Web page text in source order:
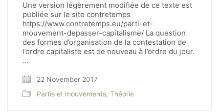
Une version légèrement modifiée de ce texte est
publiée sur le site contretemps
https://www.contretemps.eu/parti-et-
mouvement-depasser-capitalisme/ La question
des formes d’organisation de la contestation de
l’ordre capitaliste est de nouveau à l’ordre du jour.
…
22 November 2017
Partis et mouvements, Théorie